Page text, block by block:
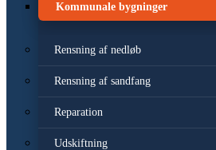
Kommunale bygninger
Rensning af nedløb
Rensning af sandfang
Reparation
Udskiftning